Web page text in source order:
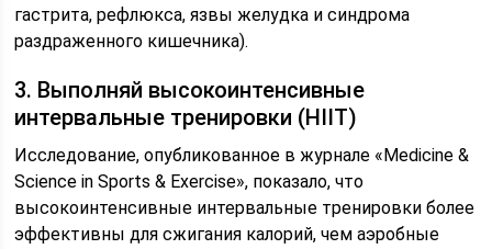
гастрита, рефлюкса, язвы желудка и синдрома
раздраженного кишечника).
3. Выполняй высокоинтенсивные
интервальные тренировки (HIIT)
Исследование, опубликованное в журнале «Medicine &
Science in Sports & Exercise», показало, что
высокоинтенсивные интервальные тренировки более
эффективны для сжигания калорий, чем аэробные